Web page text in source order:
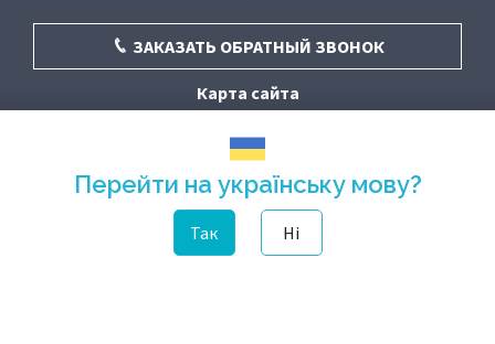
Перейти на українську мову?
Так Ні
ЗАКАЗАТЬ ОБРАТНЫЙ ЗВОНОК
Карта сайта